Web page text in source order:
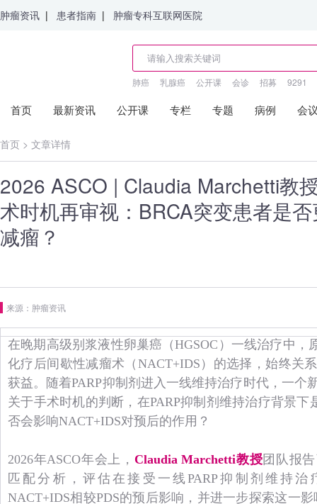
肿瘤资讯 | 患者指南 | 肿瘤专科互联网医院
肺癌 乳腺癌 公开课 会诊 招募 9291
首页 最新资讯 公开课 专栏 专题 病例 会
首页 > 文章详情
2026 ASCO | Claudia Marchetti教
术时机再审视：BRCA突变患者是
减瘤？
来源：肿瘤资讯
在晚期高级别浆液性卵巢癌（HGSOC）一线治疗中，
化疗后间歇性减瘤术（NACT+IDS）的选择，始终关
获益。随着PARP抑制剂进入一线维持治疗时代，一个
关于手术时机的判断，在PARP抑制剂维持治疗背景下
否会影响NACT+IDS对预后的作用？
2026年ASCO年会上， Claudia Marchetti教授团队报
匹配分析，评估在接受一线PARP抑制剂维持治
NACT+IDS相较PDS的预后影响，并进一步探索这一